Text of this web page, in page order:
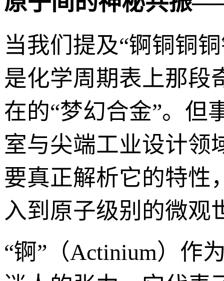
当我们提及“锕铜铜
是化学周期表上那段
在的“梦幻合金”。但
室与尖端工业设计领
要真正解析它的特性
入到原子级别的微观
“锕”（Actinium）作